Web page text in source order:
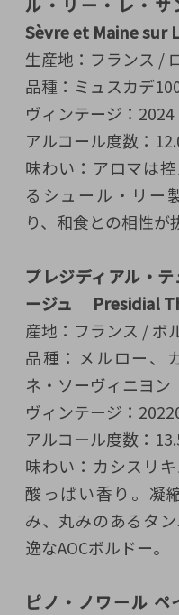
Sèvre et Maine sur
生産地：フランス /
品種：ミュスカデ
ヴィンテージ：2024
アルコール度数：
味わい：アロマは
るシュール・リー
り、和食との相性が
プレジディアル・
ージュ Presidial
産地：フランス / ボ
品種：メルロー、
ネ・ソーヴィニヨン
ヴィンテージ：
アルコール度数：
味わい：カシスリ
酸っぱい香り。凝
み、丸みのあるタ
逸なAOCボルドー。
ピノ・ノワール